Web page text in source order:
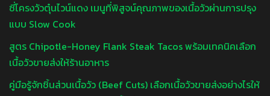
ซี่โครงวัวตุ๋นไวน์แดง เมนูที่พิสูจน์คุณภาพของเนื้อวัวผ่านการปรุง
แบบ Slow Cook
สูตร Chipotle-Honey Flank Steak Tacos พร้อมเทคนิคเลือก
เนื้อวัวขายส่งให้ร้านอาหาร
คู่มือรู้จักชิ้นส่วนเนื้อวัว (Beef Cuts) เลือกเนื้อวัวขายส่งอย่างไรให้